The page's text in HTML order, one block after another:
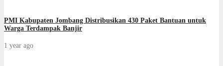
PMI Kabupaten Jombang Distribusikan 430 Paket Bantuan untuk
Warga Terdampak Banjir
1 year ago